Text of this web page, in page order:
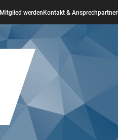
Mitglied werden Kontakt & Ansprechpartner